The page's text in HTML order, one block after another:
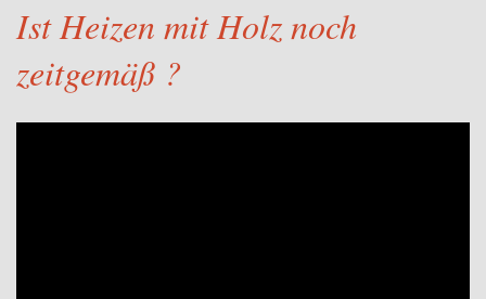
Ist Heizen mit Holz noch
zeitgemäß ?